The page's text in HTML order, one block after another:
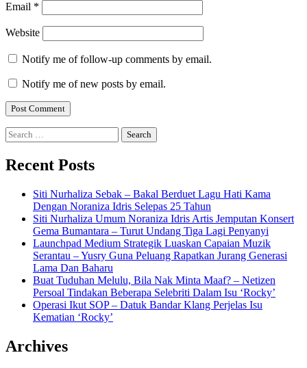
Email *
Website
Notify me of follow-up comments by email.
Notify me of new posts by email.
Search
for:
Recent Posts
Siti Nurhaliza Sebak – Bakal Berduet Lagu Hati Kama
Dengan Noraniza Idris Selepas 25 Tahun
Siti Nurhaliza Umum Noraniza Idris Artis Jemputan Konsert
Gema Bumantara – Turut Undang Tiga Lagi Penyanyi
Launchpad Medium Strategik Luaskan Capaian Muzik
Serantau – Yusry Guna Peluang Rapatkan Jurang Generasi
Lama Dan Baharu
Buat Tuduhan Melulu, Bila Nak Minta Maaf? – Netizen
Persoal Tindakan Beberapa Selebriti Dalam Isu ‘Rocky’
Operasi Ikut SOP – Datuk Bandar Klang Perjelas Isu
Kematian ‘Rocky’
Archives